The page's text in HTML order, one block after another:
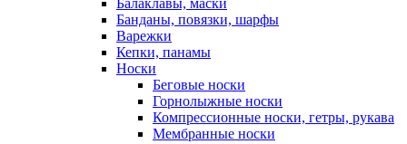
Балаклавы, маски
Банданы, повязки, шарфы
Варежки
Кепки, панамы
Носки
Беговые носки
Горнолыжные носки
Компрессионные носки, гетры, рукава
Мембранные носки